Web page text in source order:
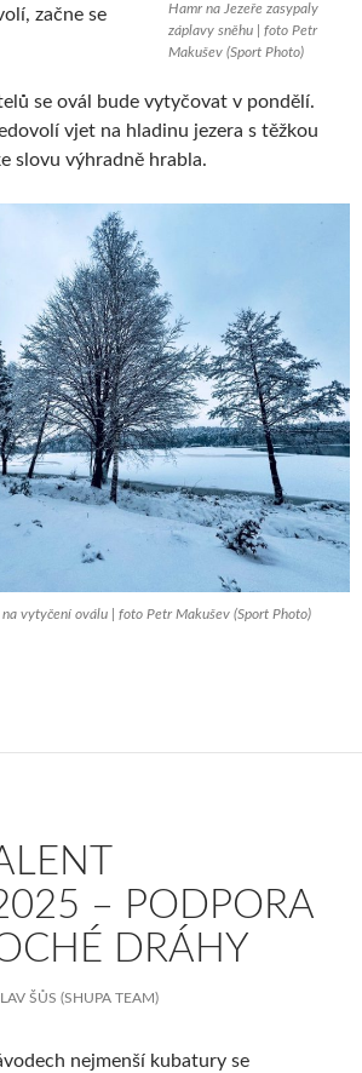
Hamr na Jezeře zasypaly
záplavy sněhu | foto Petr
Makušev (Sport Photo)
začne se
se ovál bude vytyčovat v pondělí.
vjet na hladinu jezera s těžkou
slovu výhradně hrabla.
vytyčení oválu | foto Petr Makušev (Sport Photo)
– PODPORA
DRÁHY
ŠŮS (SHUPA TEAM)
nejmenší kubatury se